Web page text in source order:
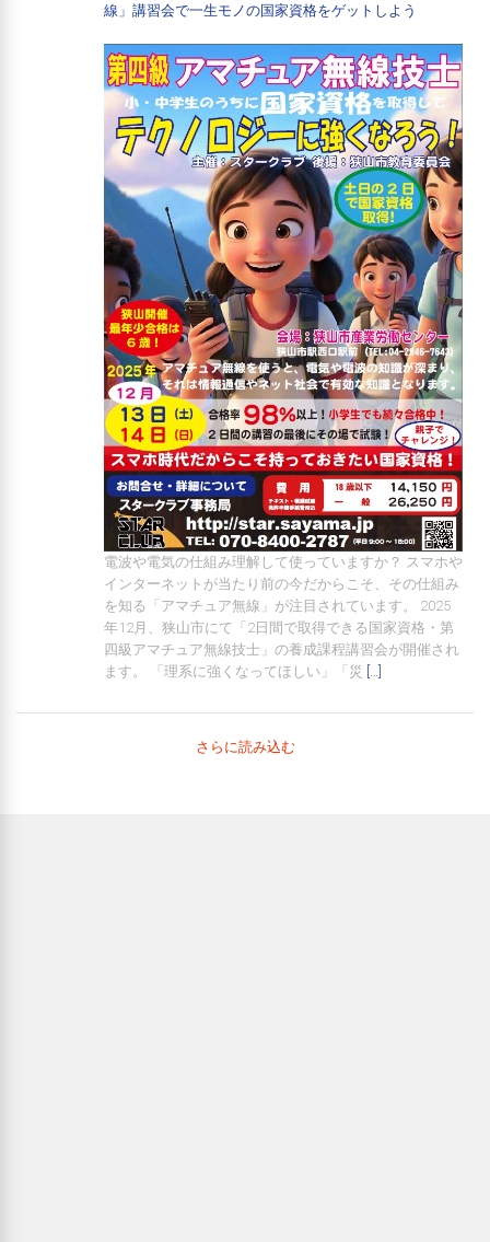
線」講習会で一生モノの国家資格をゲットしよう
電波や電気の仕組み理解して使っていますか？ スマホや
インターネットが当たり前の今だからこそ、その仕組み
を知る「アマチュア無線」が注目されています。 2025
年12月、狭山市にて「2日間で取得できる国家資格・第
四級アマチュア無線技士」の養成課程講習会が開催され
ます。 「理系に強くなってほしい」「災 […]
さらに読み込む